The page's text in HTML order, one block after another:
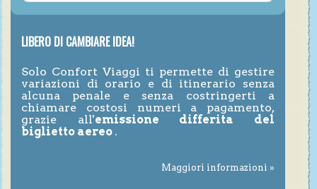
LIBERO DI CAMBIARE IDEA!
Solo Confort Viaggi ti permette di gestire
variazioni di orario e di itinerario senza
alcuna penale e senza costringerti a
chiamare costosi numeri a pagamento,
grazie all'emissione differita del
biglietto aereo .
Maggiori informazioni »